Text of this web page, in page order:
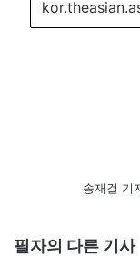
송재걸
필자의 다른 기사